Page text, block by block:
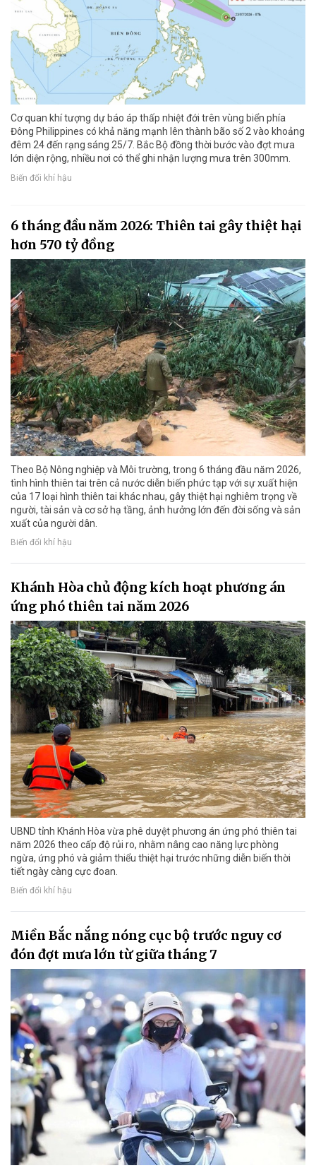
Cơ quan khí tượng dự báo áp thấp nhiệt đới trên vùng biển phía
Đông Philippines có khả năng mạnh lên thành bão số 2 vào khoảng
đêm 24 đến rạng sáng 25/7. Bắc Bộ đồng thời bước vào đợt mưa
lớn diện rộng, nhiều nơi có thể ghi nhận lượng mưa trên 300mm.
Biến đổi khí hậu
6 tháng đầu năm 2026: Thiên tai gây thiệt hại
hơn 570 tỷ đồng
Theo Bộ Nông nghiệp và Môi trường, trong 6 tháng đầu năm 2026,
tình hình thiên tai trên cả nước diễn biến phức tạp với sự xuất hiện
của 17 loại hình thiên tai khác nhau, gây thiệt hại nghiêm trọng về
người, tài sản và cơ sở hạ tầng, ảnh hưởng lớn đến đời sống và sản
xuất của người dân.
Biến đổi khí hậu
Khánh Hòa chủ động kích hoạt phương án
ứng phó thiên tai năm 2026
UBND tỉnh Khánh Hòa vừa phê duyệt phương án ứng phó thiên tai
năm 2026 theo cấp độ rủi ro, nhằm nâng cao năng lực phòng
ngừa, ứng phó và giảm thiểu thiệt hại trước những diễn biến thời
tiết ngày càng cực đoan.
Biến đổi khí hậu
Miền Bắc nắng nóng cục bộ trước nguy cơ
đón đợt mưa lớn từ giữa tháng 7